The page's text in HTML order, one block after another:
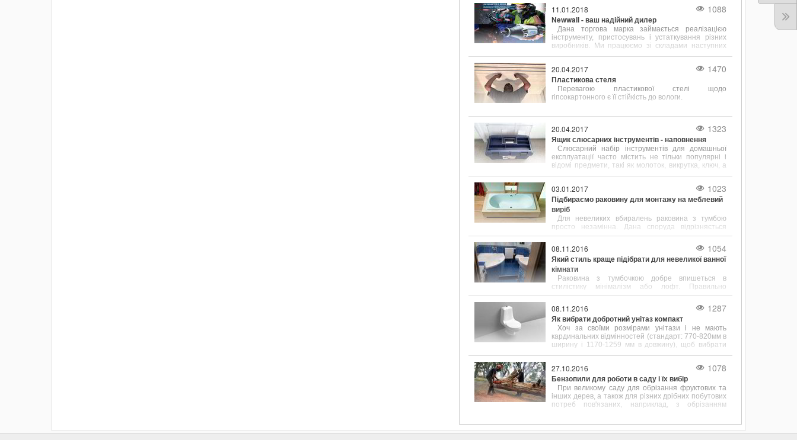
11.01.2018 1088
Newwall - ваш надійний дилер
Дана торгова марка займається реалізацією
інструменту, пристосувань і устаткування різних
виробників. Ми працюємо зі складами наступних
20.04.2017 1470
Пластикова стеля
Перевагою пластикової стелі щодо
гіпсокартонного є її стійкість до вологи.
20.04.2017 1323
Ящик слюсарних інструментів - наповнення
Слюсарний набір інструментів для домашньої
експлуатації часто містить не тільки популярні і
відомі предмети, такі як молоток, викрутка, ключ, а
03.01.2017 1023
Підбираємо раковину для монтажу на меблевий
виріб
Для невеликих вбиралень раковина з тумбою
просто незамінна. Дана споруда відрізняється
підвищеною функціональністю і привабливим
08.11.2016 1054
Який стиль краще підібрати для невеликої ванної
кімнати
Раковина з тумбочкою добре впишеться в
стилістику мінімалізм або лофт. Правильно
підібрані розміри сантехніки допоможуть
08.11.2016 1287
Як вибрати добротний унітаз компакт
Хоч за своїми розмірами унітази і не мають
кардинальних відмінностей (стандарт: 770-820мм в
ширину і 1170-1259 мм в довжину), щоб вибрати
27.10.2016 1078
Бензопили для роботи в саду і їх вибір
При великому саду для обрізання фруктових та
інших дерев, а також для різних дрібних побутових
потреб пов'язаних, наприклад, з обрізанням
бензопила.